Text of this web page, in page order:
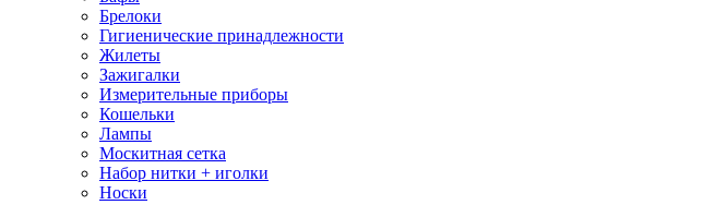
Брелоки
Гигиенические принадлежности
Жилеты
Зажигалки
Измерительные приборы
Кошельки
Лампы
Москитная сетка
Набор нитки + иголки
Носки